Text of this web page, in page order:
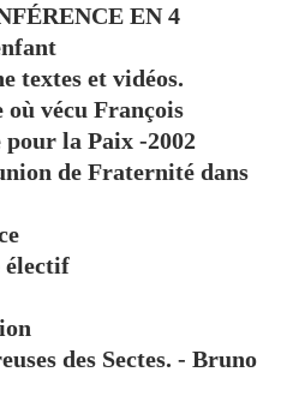
EN 4
textes et vidéos.
vécu François
pour la Paix -2002
de Fraternité dans
électif
des Sectes. - Bruno